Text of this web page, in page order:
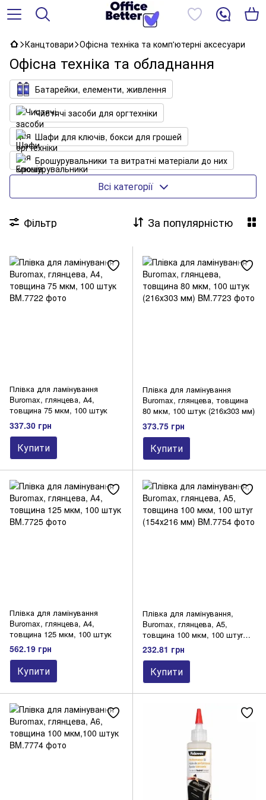
Канцтовари Офісна техніка та комп'ютерні аксесуари
Офісна техніка та обладнання
Батарейки, елементи, живлення
Чистячі засоби для оргтехніки
Шафи для ключів, бокси для грошей
Брошурувальники та витратні матеріали до них
Мережеві фільтри (подовжувачі)
Ламінатори та витратні матеріали до них
Різаки
CD/DVD-диски
Всі категорії
Фільтр За популярністю
Плівка для ламінування
Buromax, глянцева, А4,
товщина 75 мкм, 100 штук
337.30 грн
Купити
Плівка для ламінування
Buromax, глянцева, товщина
80 мкм, 100 штук (216х303 мм)
373.75 грн
Купити
Плівка для ламінування
Buromax, глянцева, А4,
товщина 125 мкм, 100 штук
562.19 грн
Купити
Плівка для ламінування,
Buromax, глянцева, А5,
товщина 100 мкм, 100 штуr
(154х216 мм)
232.81 грн
Купити